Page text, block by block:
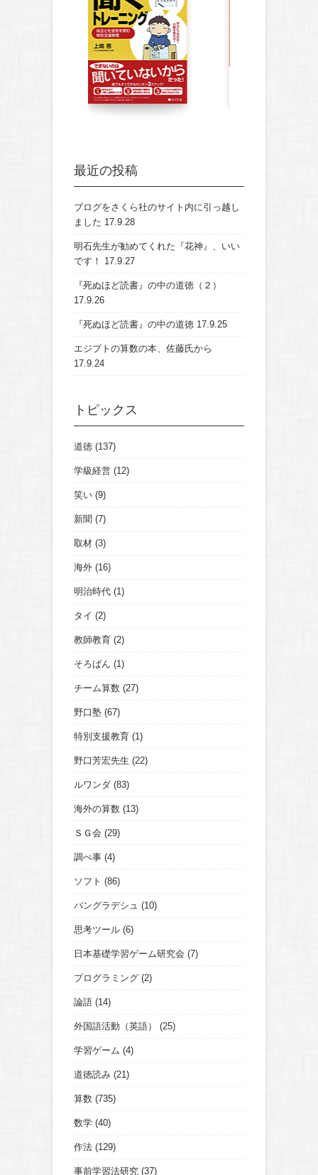
最近の投稿
ブログをさくら社のサイト内に引っ越し
ました 17.9.28
明石先生が勧めてくれた『花神』、いい
です！
17.9.27
『死ぬほど読書』の中の道徳（２）
17.9.26
『死ぬほど読書』の中の道徳 17.9.25
エジプトの算数の本、佐藤氏から
17.9.24
トピックス
道徳 (137)
学級経営 (12)
笑い (9)
新聞 (7)
取材 (3)
海外 (16)
明治時代 (1)
タイ (2)
教師教育 (2)
そろばん (1)
チーム算数 (27)
野口塾 (67)
特別支援教育 (1)
野口芳宏先生 (22)
ルワンダ (83)
海外の算数 (13)
ＳＧ会 (29)
調べ事 (4)
ソフト (86)
バングラデシュ (10)
思考ツール (6)
日本基礎学習ゲーム研究会 (7)
プログラミング (2)
論語 (14)
外国語活動（英語） (25)
学習ゲーム (4)
道徳読み (21)
算数 (735)
数学 (40)
作法 (129)
事前学習法研究 (37)